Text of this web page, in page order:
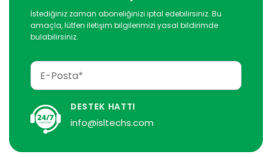
İstediğiniz zaman aboneliğinizi iptal edebilirsiniz. Bu
amaçla, lütfen iletişim bilgilerimizi yasal bildirimde
bulabilirsiniz.
DESTEK HATTI
info@isltechs.com